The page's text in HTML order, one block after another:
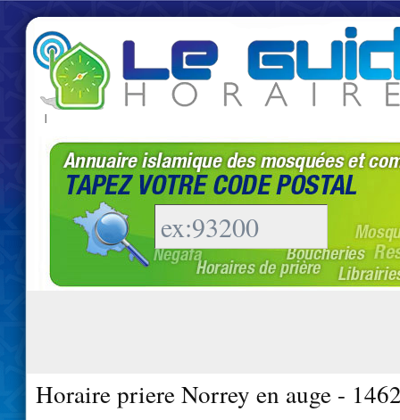
|
Horaire priere Norrey en auge -